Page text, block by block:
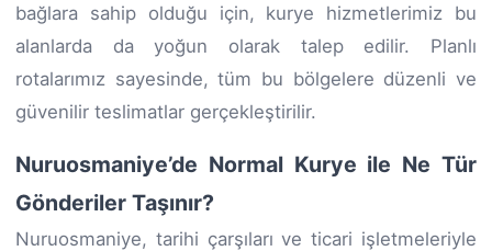
bağlara sahip olduğu için, kurye hizmetlerimiz bu
alanlarda da yoğun olarak talep edilir. Planlı
rotalarımız sayesinde, tüm bu bölgelere düzenli ve
güvenilir teslimatlar gerçekleştirilir.
Nuruosmaniye’de Normal Kurye ile Ne Tür
Gönderiler Taşınır?
Nuruosmaniye, tarihi çarşıları ve ticari işletmeleriyle